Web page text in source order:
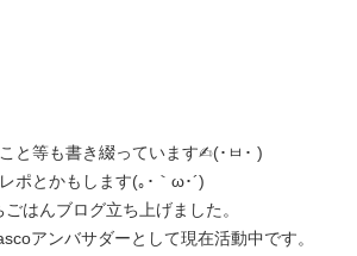
と等も書き綴っています✍︎‪(･ㅂ･ )
ポとかもします(｡･｀ω･´)
はんブログ立ち上げました。
アンバサダーとして現在活動中です。